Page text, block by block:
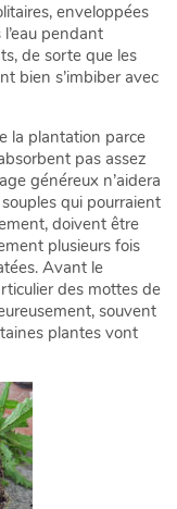
enveloppées
pendant
de sorte que les
bien s’imbiber avec
la plantation parce
pas assez
généreux n’aidera
qui pourraient
doivent être
plusieurs fois
Avant le
des mottes de
souvent
plantes vont